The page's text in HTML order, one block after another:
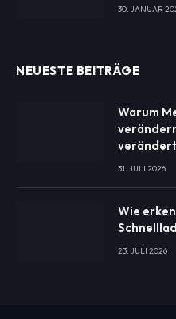
30. JANUAR
NEUESTE BEITRÄGE
Warum
verändert
31. JULI 2026
Wie
23. JULI 2026